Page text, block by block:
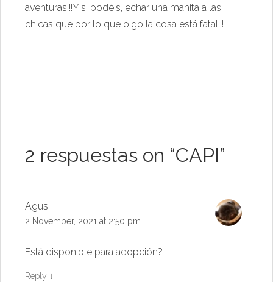
aventuras!!!Y si podéis, echar una manita a las
chicas que por lo que oigo la cosa está fatal!!!
2 respuestas on “CAPI”
Agus
2 November, 2021 at 2:50 pm
Está disponible para adopción?
Reply ↓